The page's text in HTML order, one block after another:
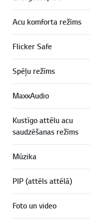
Acu komforta režīms
Flicker Safe
Spēļu režīms
MaxxAudio
Kustīgo attēlu acu
saudzēšanas režīms
Mūzika
PIP (attēls attēlā)
Foto un video